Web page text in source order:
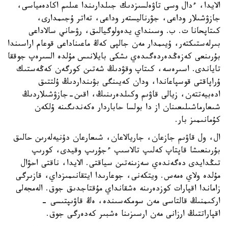
الايدا، ءدال وسى تاۋەلسىزدىك جىلدارىندا عىلىم اكادەمياسى،
جازۋشىلار وداعى، جۋرناليستەر وداعى، تەاتر ۇجىمدارى،
كىتاپحانا ت. ب. وسىنداي يدەولوگيالىق، رۋحاني سالاداعى
بىرلەستىكتەر، ۇيىمدار مەن جالپى كەڭ ماعىناداعى قوعام اراسىندا
بۇرىنعى كەزەڭدەردەگىدەي ىشكى بايلانىس مۇلدە السىرەپ جوققا
تاياندى. اسىرەسە، كىتاپ وقۋدىڭ شەتىن كورگەن كەڭەستىك
ۇراپاقتى قوسپاعاندا، ودان كەيىنگى بۋىنداردىڭ ۇلتتىق
ادەبيەتتەن، زيالى قاۋىم وكىلدەرىنىڭ، اقىن-جازۋشىلاردىڭ
شىعارماشىلىعىنان از دا بولسا حاباردار ەكەندىگىنە ۇلكەن
كۇمانىمىز بار.
ال، ول قاۋىم جازعان، جاريالاعان، شىعارعان دۇنيەلەرىن حالىق
بۇرىنعىشا قاپتاپ كەلىپ تالاسىپ ءجۇرىپ وقيدى، كورىپ
تىڭدايدى دەگەندەي سەزىنەتىن سياقتى. الايدا، ناقتى احۋال
مۇلدە ولاي ەمەس. ويتكەنى، جوعارىدا ايتقانىمىزداي، قازىرگى
زاماندا اقپارات كوزدەرىنە ەشقانداي مۇقتاجدىق جوق. الەمجەلى
اركىمنىڭ قالتاسى مەن سومكەسىندە، ەڭ قاۋىپتىسى -
اقپاراتتىڭ ارزانى مەن ارسىزىنا ەشبىر كەدەرگى جوق.